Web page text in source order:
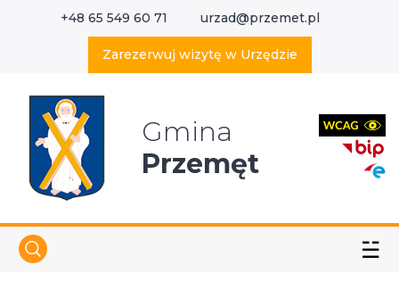
+48 65 549 60 71 urzad@przemet.pl
Zarezerwuj wizytę w Urzędzie
Gmina
Przemęt
☱
Wyszukaj w serwisie